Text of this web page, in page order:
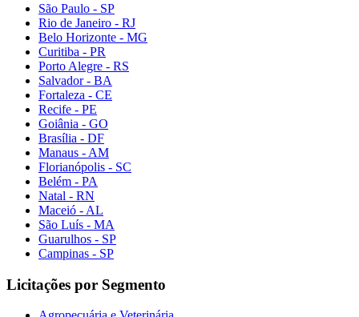
São Paulo - SP
Rio de Janeiro - RJ
Belo Horizonte - MG
Curitiba - PR
Porto Alegre - RS
Salvador - BA
Fortaleza - CE
Recife - PE
Goiânia - GO
Brasília - DF
Manaus - AM
Florianópolis - SC
Belém - PA
Natal - RN
Maceió - AL
São Luís - MA
Guarulhos - SP
Campinas - SP
Licitações por Segmento